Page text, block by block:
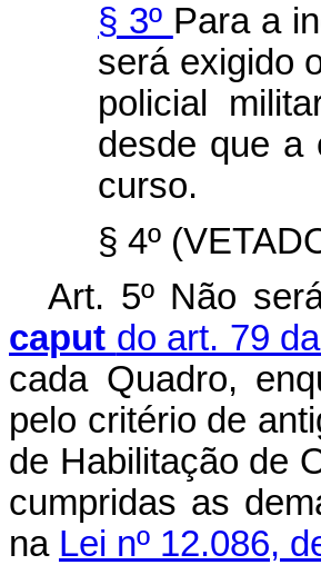
§ 3º Para a
será exigido
policial
desde que a
curso.
§ 4º
Art. 5º Não
caput do art. 79
cada Quadro,
pelo critério de
de Habilitação de
cumpridas as
na Lei nº 12.086,